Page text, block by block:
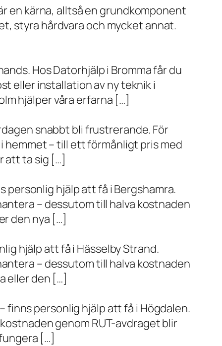
en kärna, alltså en grundkomponent
styra hårdvara och mycket annat.
Hos Datorhjälp i Bromma får du
eller installation av ny teknik i
hjälper våra erfarna […]
snabbt bli frustrerande. För
hemmet – till ett förmånligt pris med
att ta sig […]
personlig hjälp att få i Bergshamra.
– dessutom till halva kostnaden
den nya […]
hjälp att få i Hässelby Strand.
– dessutom till halva kostnaden
eller den […]
finns personlig hjälp att få i Högdalen.
genom RUT-avdraget blir
[…]